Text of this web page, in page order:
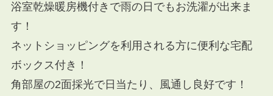
浴室乾燥暖房機付きで雨の日でもお洗濯が出来ま
す！
ネットショッピングを利用される方に便利な宅配
ボックス付き！
角部屋の2面採光で日当たり、風通し良好です！